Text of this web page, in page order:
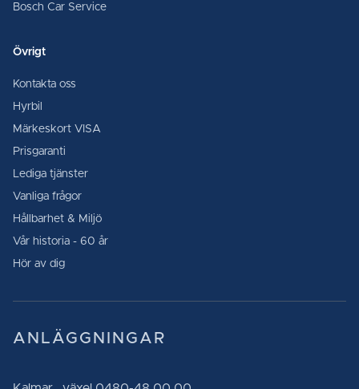
Bosch Car Service
Övrigt
Kontakta oss
Hyrbil
Märkeskort VISA
Prisgaranti
Lediga tjänster
Vanliga frågor
Hållbarhet & Miljö
Vår historia - 60 år
Hör av dig
ANLÄGGNINGAR